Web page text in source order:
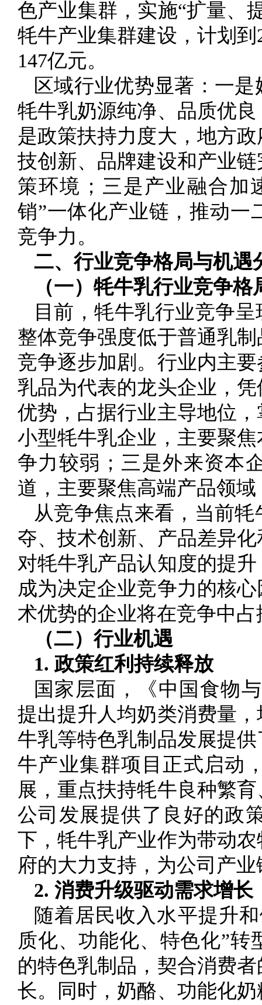
色产业集群，实施“扩量、
牦牛产业集群建设，计划
147亿元。
区域行业优势显著：一
牦牛乳奶源纯净、品质优
是政策扶持力度大，地方
技创新、品牌建设和产业
策环境；三是产业融合加
销”一体化产业链，推动一
竞争力。
二、行业竞争格局与机遇
（一）牦牛乳行业竞争格
目前，牦牛乳行业竞争
整体竞争强度低于普通乳
竞争逐步加剧。行业内主
乳品为代表的龙头企业，
优势，占据行业主导地位
小型牦牛乳企业，主要聚
争力较弱；三是外来资本
道，主要聚焦高端产品领
从竞争焦点来看，当前
夺、技术创新、产品差异
对牦牛乳产品认知度的提
成为决定企业竞争力的核
术优势的企业将在竞争中
（二）行业机遇
1. 政策红利持续释放
国家层面，《中国食物
提出提升人均奶类消费量
牛乳等特色乳制品发展提
牛产业集群项目正式启动
展，重点扶持牦牛良种繁
公司发展提供了良好的政
下，牦牛乳产业作为带动
府的大力支持，为公司产
2. 消费升级驱动需求增长
随着居民收入水平提升
质化、功能化、特色化”
的特色乳制品，契合消费
长。同时，奶酪、功能化